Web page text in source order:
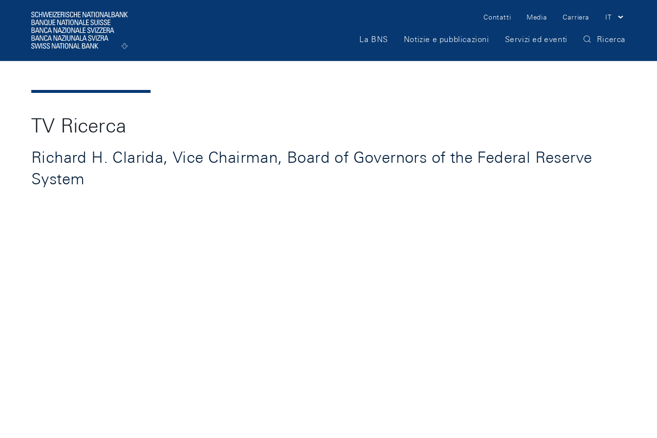
Logo
Meta
Navigation
Contatti Media Carriera IT
Main
Navigation
La BNS Notizie e pubblicazioni Servizi ed eventi Ricerca
TV Ricerca
Richard H. Clarida, Vice Chairman, Board of Governors of the Federal Reserve
System